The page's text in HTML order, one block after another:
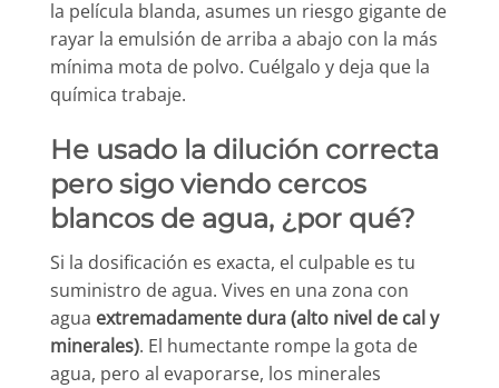
la película blanda, asumes un riesgo gigante de
rayar la emulsión de arriba a abajo con la más
mínima mota de polvo. Cuélgalo y deja que la
química trabaje.
He usado la dilución correcta
pero sigo viendo cercos
blancos de agua, ¿por qué?
Si la dosificación es exacta, el culpable es tu
suministro de agua. Vives en una zona con
agua extremadamente dura (alto nivel de cal y
minerales). El humectante rompe la gota de
agua, pero al evaporarse, los minerales